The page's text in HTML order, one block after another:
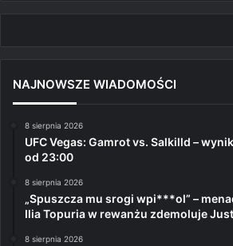
NAJNOWSZE WIADOMOŚCI
8 sierpnia 2026
UFC Vegas: Gamrot vs. Salkilld –
od 23:00
8 sierpnia 2026
„Spuszcza mu srogi wpi***ol” –
Ilia Topuria w rewanżu zdemoluje
8 sierpnia 2026